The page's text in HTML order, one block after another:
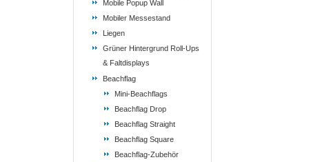
Mobile Popup Wall
Mobiler Messestand
Liegen
Grüner Hintergrund Roll-Ups
& Faltdisplays
Beachflag
Mini-Beachflags
Beachflag Drop
Beachflag Straight
Beachflag Square
Beachflag-Zubehör